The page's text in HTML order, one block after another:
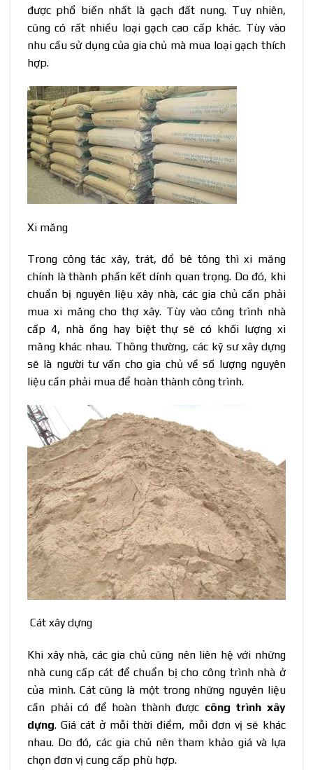
được phổ biến nhất là gạch đất nung. Tuy nhiên,
cũng có rất nhiều loại gạch cao cấp khác. Tùy vào
nhu cầu sử dụng của gia chủ mà mua loại gạch thích
hợp.
Xi măng
Trong công tác xây, trát, đổ bê tông thì xi măng
chính là thành phần kết dính quan trọng. Do đó, khi
chuẩn bị nguyên liệu xây nhà, các gia chủ cần phải
mua xi măng cho thợ xây. Tùy vào công trình nhà
cấp 4, nhà ống hay biệt thự sẽ có khối lượng xi
măng khác nhau. Thông thường, các kỹ sư xây dựng
sẽ là người tư vấn cho gia chủ về số lượng nguyên
liệu cần phải mua để hoàn thành công trình.
Cát xây dựng
Khi xây nhà, các gia chủ cũng nên liên hệ với những
nhà cung cấp cát để chuẩn bị cho công trình nhà ở
của mình. Cát cũng là một trong những nguyên liệu
cần phải có để hoàn thành được công trình xây
dựng. Giá cát ở mỗi thời điểm, mỗi đơn vị sẽ khác
nhau. Do đó, các gia chủ nên tham khảo giá và lựa
chọn đơn vị cung cấp phù hợp.